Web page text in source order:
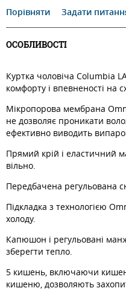
Порівняти Задати
ОСОБЛИВОСТІ
Куртка чоловіча Columbia
комфорту і впевненості на
Мікропорова мембрана
не дозволяє проникати
ефективно виводить
Прямий крій і еластичний
вільно.
Передбачена регульована
Підкладка з технологією
холоду.
Капюшон і регульовані
зберегти тепло.
5 кишень, включаючи
кишеню, дозволяють